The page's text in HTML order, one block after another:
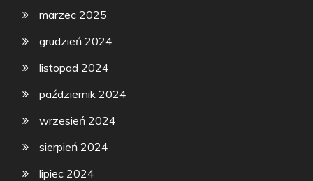
marzec 2025
grudzień 2024
listopad 2024
październik 2024
wrzesień 2024
sierpień 2024
lipiec 2024